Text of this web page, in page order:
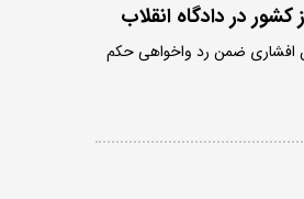
در دادگاه انقلاب
ریاست قاضی ایمان افشاری ضمن رد واخواهی حکم